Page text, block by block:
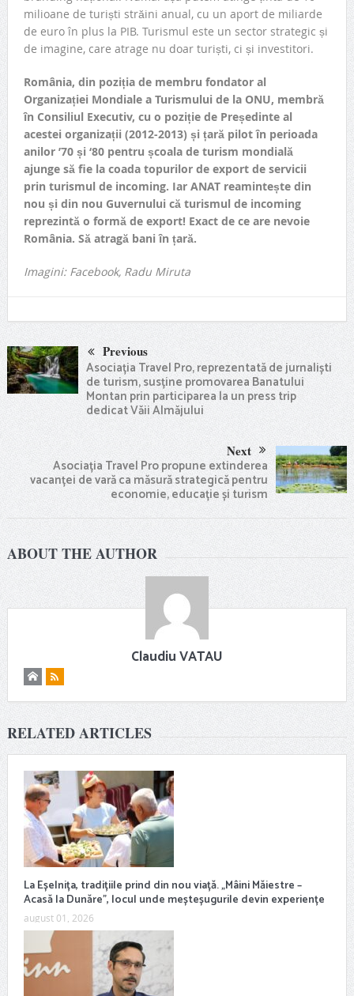
milioane de turiști străini anual, cu un aport de miliarde
de euro în plus la PIB. Turismul este un sector strategic și
de imagine, care atrage nu doar turiști, ci și investitori.
România, din poziția de membru fondator al
Organizației Mondiale a Turismului de la ONU, membră
în Consiliul Executiv, cu o poziție de Președinte al
acestei organizații (2012-2013) și țară pilot în perioada
anilor ’70 și ‘80 pentru școala de turism mondială
ajunge să fie la coada topurilor de export de servicii
prin turismul de incoming. Iar ANAT reamintește din
nou și din nou Guvernului că turismul de incoming
reprezintă o formă de export! Exact de ce are nevoie
România. Să atragă bani în țară.
Imagini: Facebook, Radu Miruta
Previous
Asociația Travel Pro, reprezentată de jurnaliști
de turism, susține promovarea Banatului
Montan prin participarea la un press trip
dedicat Văii Almăjului
Next
Asociația Travel Pro propune extinderea
vacanței de vară ca măsură strategică pentru
economie, educație și turism
ABOUT THE AUTHOR
Claudiu VATAU
RELATED ARTICLES
La Eșelnița, tradițiile prind din nou viață. „Mâini Măiestre –
Acasă la Dunăre”, locul unde meșteșugurile devin experiențe
august 01, 2026